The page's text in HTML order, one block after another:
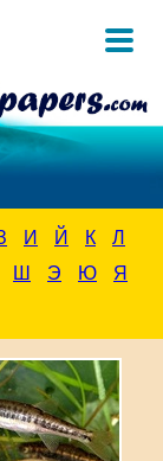
И Й К
Л
Ш Э Ю
Я